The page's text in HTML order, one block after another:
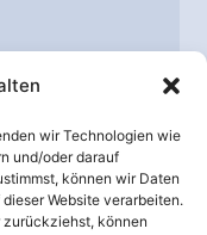
wir Technologien wie
und/oder darauf
können wir Daten
Website verarbeiten.
zurückziehst, können